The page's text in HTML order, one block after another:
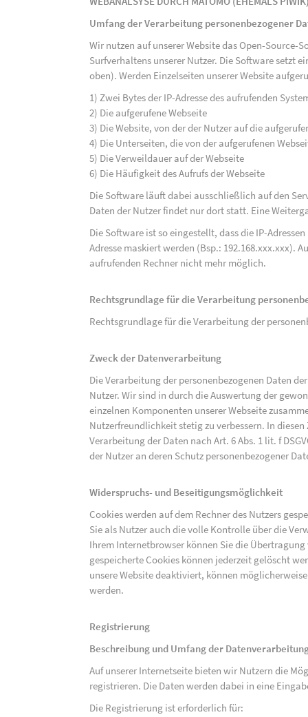
Umfang der Verarbeitung personenbezogener
Wir nutzen auf unserer Website das Open-Source-
Surfverhaltens unserer Nutzer. Die Software setzt
oben). Werden Einzelseiten unserer Website
1) Zwei Bytes der IP-Adresse des aufrufenden
2) Die aufgerufene Webseite
3) Die Website, von der der Nutzer auf die
4) Die Unterseiten, die von der aufgerufenen
5) Die Verweildauer auf der Webseite
6) Die Häufigkeit des Aufrufs der Webseite
Die Software läuft dabei ausschließlich auf den
Daten der Nutzer findet nur dort statt. Eine
Die Software ist so eingestellt, dass die IP-
Adresse maskiert werden (Bsp.: 192.168.xxx.xxx).
aufrufenden Rechner nicht mehr möglich.
Rechtsgrundlage für die Verarbeitung
Rechtsgrundlage für die Verarbeitung der
Zweck der Datenverarbeitung
Die Verarbeitung der personenbezogenen Daten
Nutzer. Wir sind in durch die Auswertung der
einzelnen Komponenten unserer Webseite
Nutzerfreundlichkeit stetig zu verbessern. In
Verarbeitung der Daten nach Art. 6 Abs. 1 lit. f
der Nutzer an deren Schutz personenbezogener
Widerspruchs- und Beseitigungsmöglichkeit
Cookies werden auf dem Rechner des Nutzers
Sie als Nutzer auch die volle Kontrolle über die
Ihrem Internetbrowser können Sie die
gespeicherte Cookies können jederzeit gelöscht
unsere Website deaktiviert, können
werden.
Registrierung
Beschreibung und Umfang der
Auf unserer Internetseite bieten wir Nutzern die
registrieren. Die Daten werden dabei in eine
Die Registrierung ist erforderlich für: